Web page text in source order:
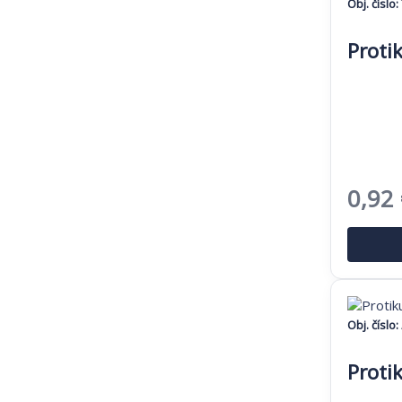
Obj. číslo:
cena
bola:
1,41
0,92
Obj. číslo: